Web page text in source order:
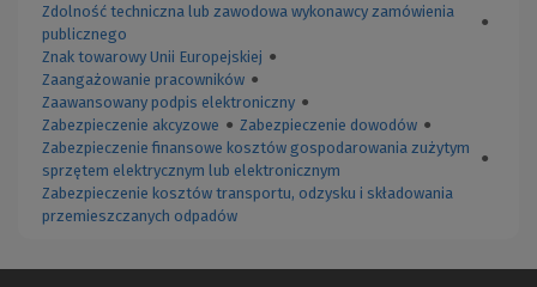
Zdolność techniczna lub zawodowa wykonawcy zamówienia
publicznego
●
Znak towarowy Unii Europejskiej ●
Zaangażowanie pracowników ●
Zaawansowany podpis elektroniczny ●
Zabezpieczenie akcyzowe ● Zabezpieczenie dowodów ●
Zabezpieczenie finansowe kosztów gospodarowania zużytym
sprzętem elektrycznym lub elektronicznym
●
Zabezpieczenie kosztów transportu, odzysku i składowania
przemieszczanych odpadów